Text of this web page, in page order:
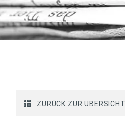
ZURÜCK ZUR ÜBERSICHT